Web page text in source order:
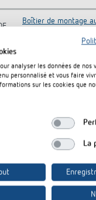
Boîtier de montage
panier de documents
analyser les données de
personnalisé et vous faire
sur les cookies que
La